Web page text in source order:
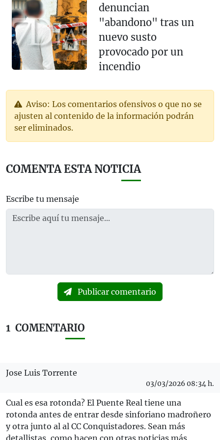
denuncian
"abandono" tras un
nuevo susto
provocado por un
incendio
Aviso: Los comentarios ofensivos o que no se
ajusten al contenido de la información podrán
ser eliminados.
COMENTA ESTA NOTICIA
Escribe tu mensaje
Publicar comentario
1 COMENTARIO
Jose Luis Torrente
03/03/2026 08:34 h.
Cual es esa rotonda? El Puente Real tiene una
rotonda antes de entrar desde sinforiano madroñero
y otra junto al al CC Conquistadores. Sean más